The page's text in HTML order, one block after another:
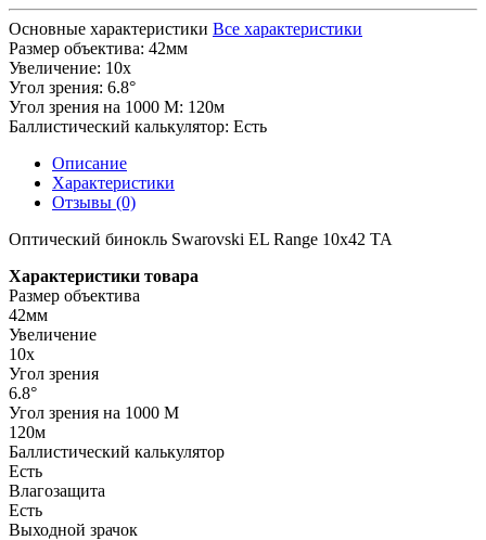
Основные характеристики Все характеристики
Размер объектива: 42мм
Увеличение: 10x
Угол зрения: 6.8°
Угол зрения на 1000 М: 120м
Баллистический калькулятор: Есть
Описание
Характеристики
Отзывы (0)
Оптический бинокль Swarovski EL Range 10x42 TA
Характеристики товара
Размер объектива
42мм
Увеличение
10x
Угол зрения
6.8°
Угол зрения на 1000 М
120м
Баллистический калькулятор
Есть
Влагозащита
Есть
Выходной зрачок